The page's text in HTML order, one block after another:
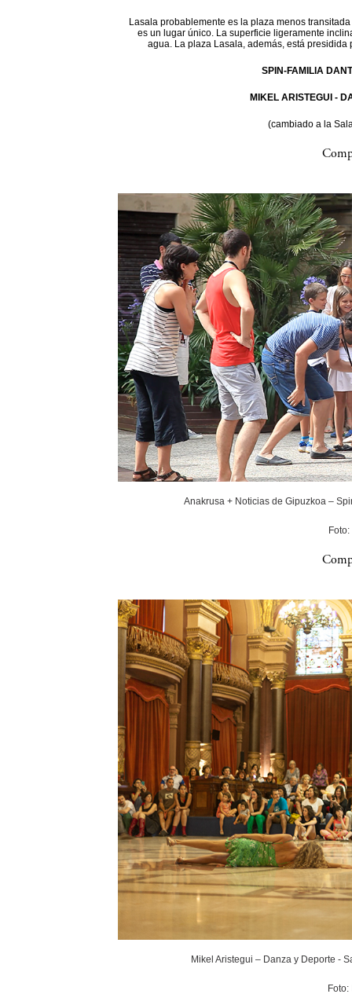
Lasala probablemente es la plaza menos
es un lugar único. La superficie ligeramente
agua. La plaza Lasala, además, está
SPIN-FAMILIA
MIKEL ARISTEGUI -
(cambiado a la
Anakrusa + Noticias de Gipuzkoa –
Mikel Aristegui – Danza y Deporte -